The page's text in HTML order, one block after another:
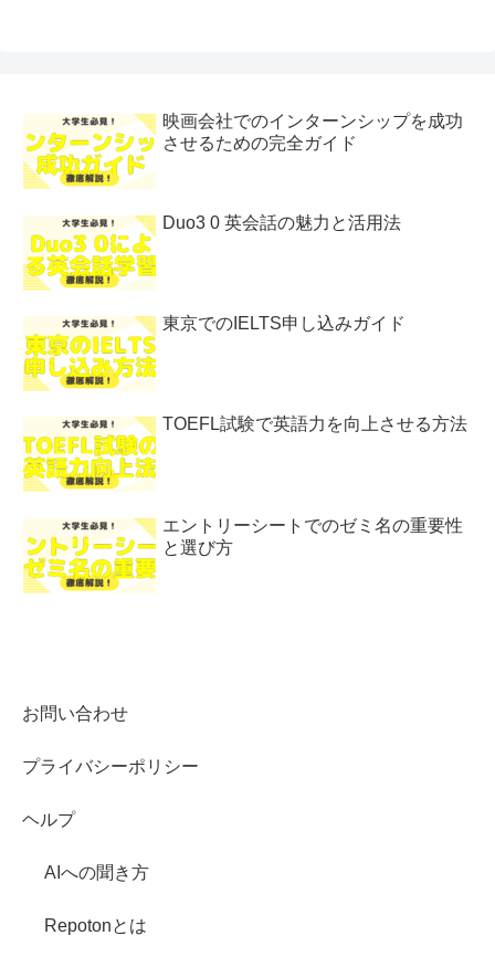
映画会社でのインターンシップを成功
させるための完全ガイド
Duo3 0 英会話の魅力と活用法
東京でのIELTS申し込みガイド
TOEFL試験で英語力を向上させる方法
エントリーシートでのゼミ名の重要性
と選び方
お問い合わせ
プライバシーポリシー
ヘルプ
AIへの聞き方
Repotonとは